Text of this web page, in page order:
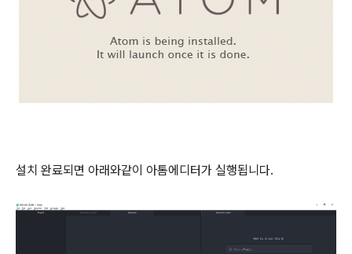
설치 완료되면 아래와같이 아톰에디터가 실행됩니다.